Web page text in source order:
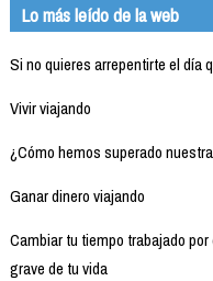
Lo más leído de la web
Si no quieres arrepentirte el día
Vivir viajando
¿Cómo hemos superado
Ganar dinero viajando
Cambiar tu tiempo trabajado
grave de tu vida